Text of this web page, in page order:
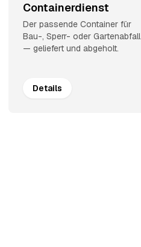
Containerdienst
Der passende Container für
Bau-, Sperr- oder Gartenabfall
— geliefert und abgeholt.
Details